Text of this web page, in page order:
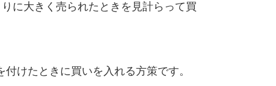
に大きく売られたときを見計らって買
けたときに買いを入れる方策です。